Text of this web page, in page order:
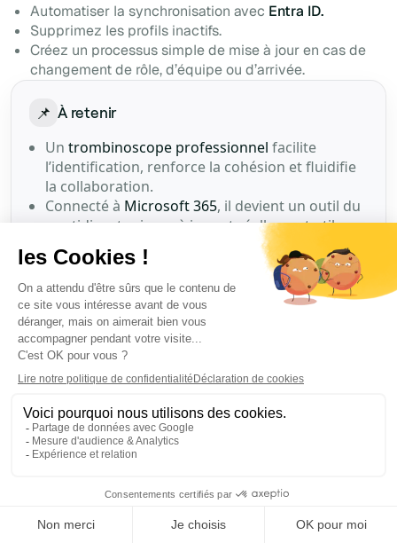
Automatiser la synchronisation avec Entra ID.
Supprimez les profils inactifs.
Créez un processus simple de mise à jour en cas de
changement de rôle, d’équipe ou d’arrivée.
📌 À retenir
Un trombinoscope professionnel facilite
l’identification, renforce la cohésion et fluidifie
la collaboration.
Connecté à Microsoft 365, il devient un outil du
quotidien, toujours à jour et réellement utile.
Le trombinoscope et l’organigramme ont des
rôles différents mais
complémentaires.
Un bon design, une recherche efficace et une
mise à jour automatique sont essentiels à son
adoption.
AvecJint, le trombinoscope devient
interactif et simple à déployer
simplifier les échanges au quotidien.
Demander une démo→